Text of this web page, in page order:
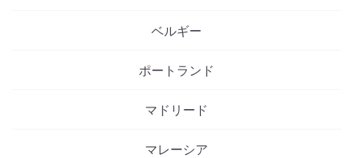
ベルギー
ポートランド
マドリード
マレーシア